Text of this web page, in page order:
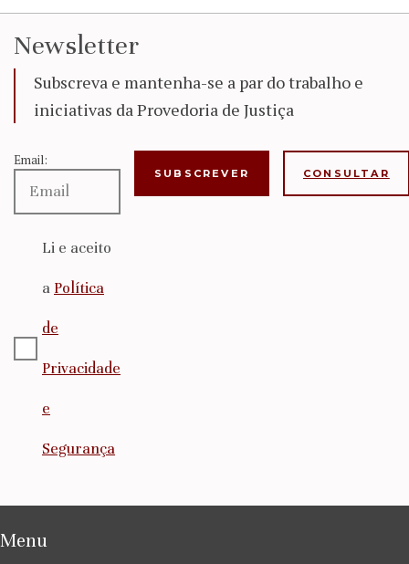
Newsletter
Subscreva e mantenha-se a par do trabalho e
iniciativas da Provedoria de Justiça
Email:
Li e aceito
a Política
de
Privacidade
e
Segurança
CONSULTAR
Menu